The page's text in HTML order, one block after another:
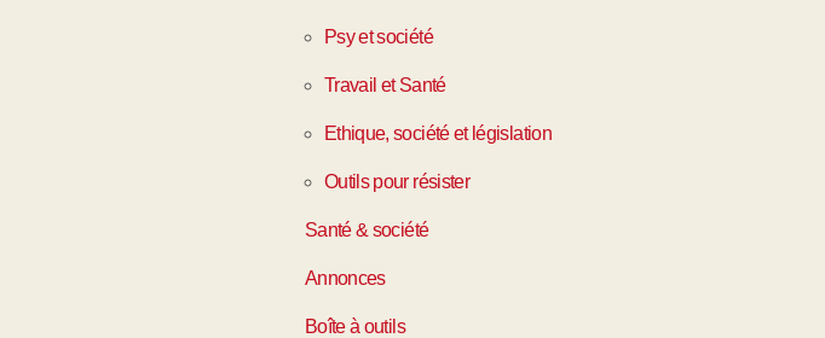
Psy et société
Travail et Santé
Ethique, société et législation
Outils pour résister
Santé & société
Annonces
Boîte à outils